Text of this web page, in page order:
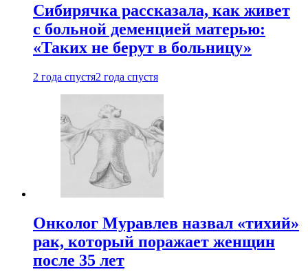
Сибирячка рассказала, как живет
с больной деменцией матерью:
«Таких не берут в больницу»
2 года спустя2 года спустя
Онколог Муравлев назвал «тихий»
рак, который поражает женщин
после 35 лет